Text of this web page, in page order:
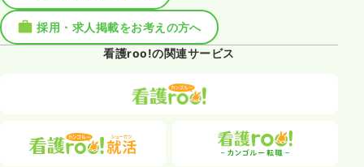
採用・求人掲載をお考えの方へ
看護roo!の関連サービス